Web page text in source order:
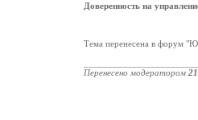
Доверенность на
Тема перенесена в форум
Перенесено модератором